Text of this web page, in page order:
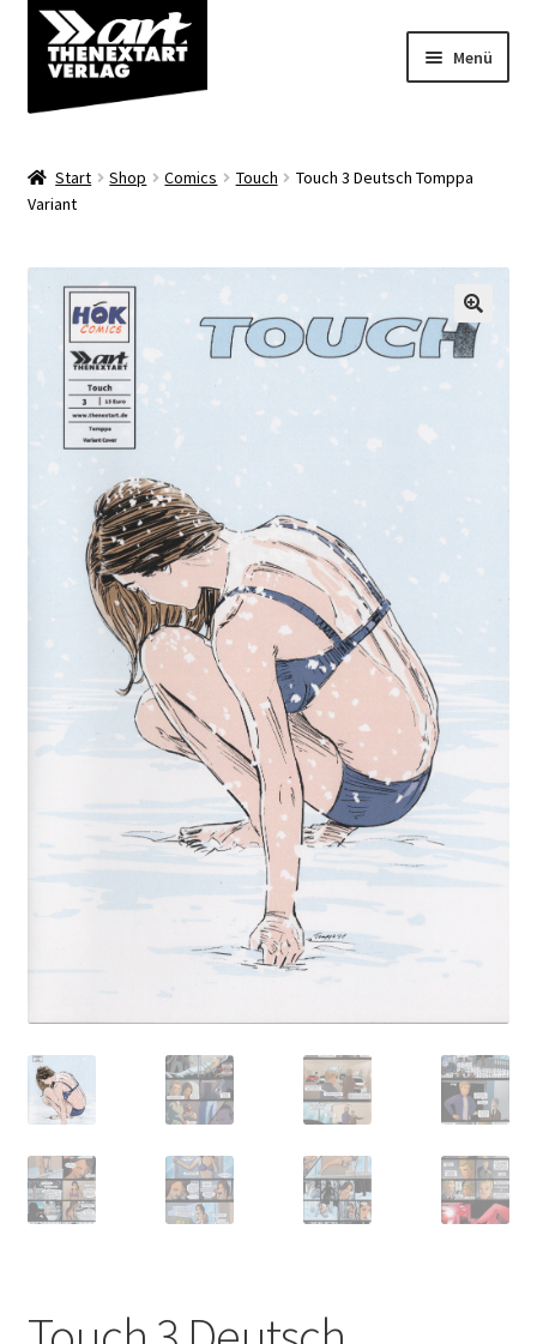
Zur
Navigation
springen
Zum
Inhalt
springen
Menü
Shop
Über uns
Start Shop Comics Touch
Touch 3 Deutsch Tomppa
Variant